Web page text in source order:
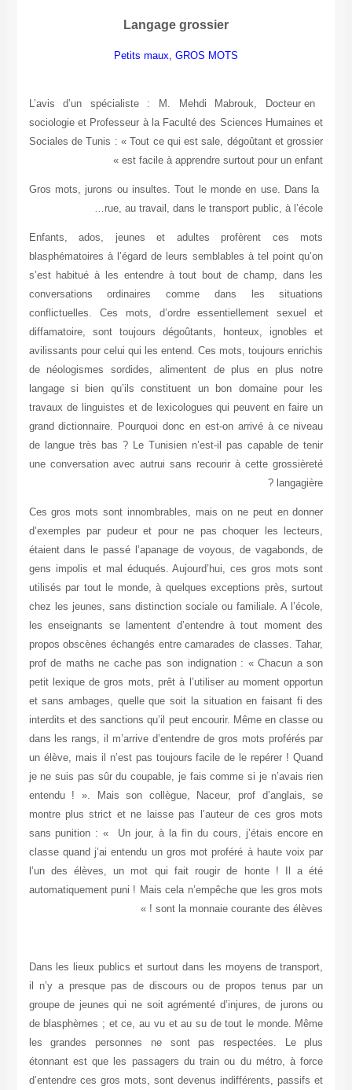
Langage grossier
Petits maux, GROS MOTS
L’avis d’un spécialiste : M. Mehdi Mabrouk, Docteur en
sociologie et Professeur à la Faculté des Sciences Humaines et
Sociales de Tunis : « Tout ce qui est sale, dégoûtant et grossier
est facile à apprendre surtout pour un enfant »
Gros mots, jurons ou insultes. Tout le monde en use. Dans la
rue, au travail, dans le transport public, à l’école…
Enfants, ados, jeunes et adultes profèrent ces mots
blasphématoires à l’égard de leurs semblables à tel point qu’on
s’est habitué à les entendre à tout bout de champ, dans les
conversations ordinaires comme dans les situations
conflictuelles. Ces mots, d’ordre essentiellement sexuel et
diffamatoire, sont toujours dégoûtants, honteux, ignobles et
avilissants pour celui qui les entend. Ces mots, toujours enrichis
de néologismes sordides, alimentent de plus en plus notre
langage si bien qu’ils constituent un bon domaine pour les
travaux de linguistes et de lexicologues qui peuvent en faire un
grand dictionnaire. Pourquoi donc en est-on arrivé à ce niveau
de langue très bas ? Le Tunisien n’est-il pas capable de tenir
une conversation avec autrui sans recourir à cette grossièreté
langagière ?
Ces gros mots sont innombrables, mais on ne peut en donner
d’exemples par pudeur et pour ne pas choquer les lecteurs,
étaient dans le passé l’apanage de voyous, de vagabonds, de
gens impolis et mal éduqués. Aujourd’hui, ces gros mots sont
utilisés par tout le monde, à quelques exceptions près, surtout
chez les jeunes, sans distinction sociale ou familiale. A l’école,
les enseignants se lamentent d’entendre à tout moment des
propos obscènes échangés entre camarades de classes. Tahar,
prof de maths ne cache pas son indignation : « Chacun a son
petit lexique de gros mots, prêt à l’utiliser au moment opportun
et sans ambages, quelle que soit la situation en faisant fi des
interdits et des sanctions qu’il peut encourir. Même en classe ou
dans les rangs, il m’arrive d’entendre de gros mots proférés par
un élève, mais il n’est pas toujours facile de le repérer ! Quand
je ne suis pas sûr du coupable, je fais comme si je n’avais rien
entendu ! ». Mais son collègue, Naceur, prof d’anglais, se
montre plus strict et ne laisse pas l’auteur de ces gros mots
sans punition : « Un jour, à la fin du cours, j’étais encore en
classe quand j’ai entendu un gros mot proféré à haute voix par
l’un des élèves, un mot qui fait rougir de honte ! Il a été
automatiquement puni ! Mais cela n’empêche que les gros mots
sont la monnaie courante des élèves ! »
Dans les lieux publics et surtout dans les moyens de transport,
il n’y a presque pas de discours ou de propos tenus par un
groupe de jeunes qui ne soit agrémenté d’injures, de jurons ou
de blasphèmes ; et ce, au vu et au su de tout le monde. Même
les grandes personnes ne sont pas respectées. Le plus
étonnant est que les passagers du train ou du métro, à force
d’entendre ces gros mots, sont devenus indifférents, passifs et